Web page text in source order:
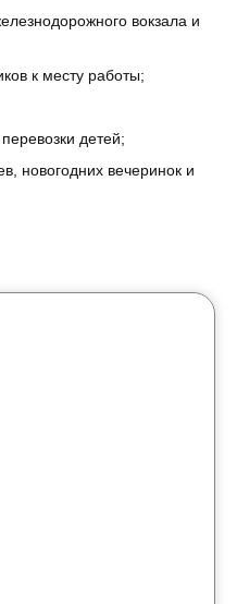
вокзала и
к месту работы;
детей;
новогодних вечеринок и